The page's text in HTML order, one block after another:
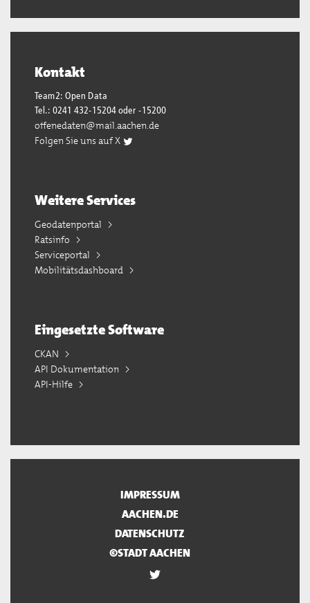
Kontakt
Team2: Open Data
Tel.: 0241 432-15204 oder -15200
offenedaten@mail.aachen.de
Folgen Sie uns auf X
Weitere Services
Geodatenportal
Ratsinfo
Serviceportal
Mobilitätsdashboard
Eingesetzte Software
CKAN
API Dokumentation
API-Hilfe
IMPRESSUM
AACHEN.DE
DATENSCHUTZ
©STADT AACHEN